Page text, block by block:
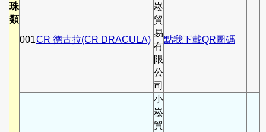
珠
類
001CR 德古拉(CR DRACULA)
崧
貿
易
有
限
公
司
點我下載QR圖碼
小
崧
貿